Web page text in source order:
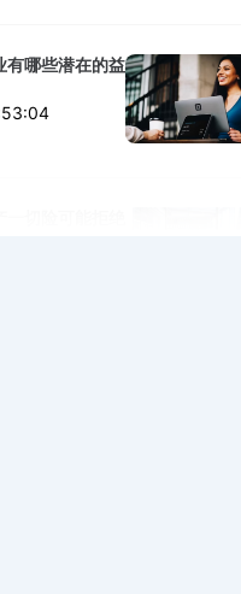
有哪些潜在的益